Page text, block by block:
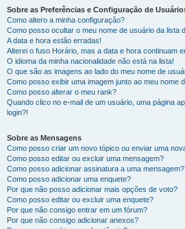
Sobre as Preferências e Configuração de
Como altero a minha configuração?
Como posso ocultar o meu nome de usuário da lista
A data e hora estão erradas!
Alterei o fuso Horário, mas a data e hora continuam
O idioma da minha nacionalidade não está na lista!
O que são as imagens ao lado do meu nome de
Como posso exibir uma imagem junto ao meu nome
Como posso alterar o meu rank?
Quando clico no e-mail de um usuário, uma página
login?!
Sobre as Mensagens
Como posso criar um novo tópico ou enviar uma
Como posso editar ou excluir uma mensagem?
Como posso adicionar assinatura a uma mensagem?
Como posso adicionar uma enquete?
Por que não posso adicionar mais opções de voto?
Como posso editar ou excluir uma enquete?
Por que não consigo entrar em um fórum?
Por que não consigo adicionar anexos?